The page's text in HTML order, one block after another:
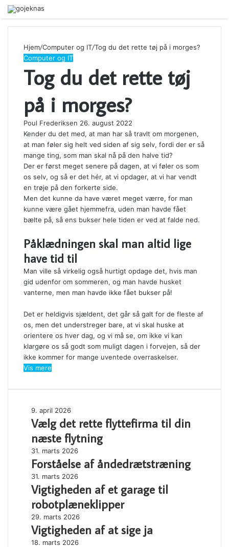
Menu
Hjem/Computer og IT/Tog du det rette tøj på i morges?
Computer og IT
Tog du det rette tøj
på i morges?
Poul Frederiksen 26. august 2022
Kender du det med, at man har så travlt om morgenen,
at man føler sig helt ved siden af sig selv, fordi der er så
mange ting, som man skal nå på den halve tid?
Der er først meget senere på dagen, at vi føler os som
os selv, og så er det hér, at vi opdager, at vi har vendt
en trøje på den forkerte side.
Men det kunne da have været meget værre, for man
kunne være gået hjemmefra, uden man havde fået
bælte på, så ens bukser hele tiden er ved at falde ned.
Påklædningen skal man altid lige
have tid til
Man ville så virkelig også hurtigt opdage det, hvis man
gid udenfor om sommeren, og man havde husket
vanterne, men man havde ikke fået bukser på!
Det er heldigvis sjældent, det går så galt for de fleste af
os, men det understreger bare, at vi skal huske at
orientere os hver dag, og vi må se, om ikke vi kan
klargøre os så godt som muligt dagen i forvejen, så der
ikke kommer for mange uventede overraskelser.
Vis mere
Vælg
det
flyttefirma
til
din
næste
flytning
9. april 2026
Vælg det rette flyttefirma til din
næste flytning
Forståelse
af
åndedrætstræning
31. marts 2026
Forståelse af åndedrætstræning
Vigtigheden
af
garage
til
robotplæneklipper
31. marts 2026
Vigtigheden af et garage til
robotplæneklipper
Vigtigheden
af
at
29. marts 2026
Vigtigheden af at sige ja
Vandrestøvler
18. marts 2026